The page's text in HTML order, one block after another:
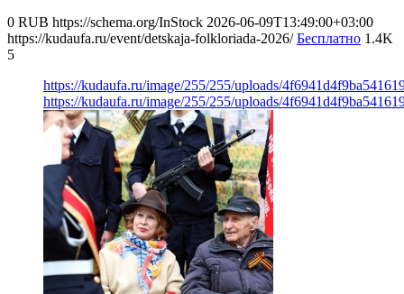
0 RUB https://schema.org/InStock 2026-06-09T13:49:00+03:00
https://kudaufa.ru/event/detskaja-folkloriada-2026/ Бесплатно 1.4K
5
https://kudaufa.ru/image/255/255/uploads/
https://kudaufa.ru/image/255/255/uploads/